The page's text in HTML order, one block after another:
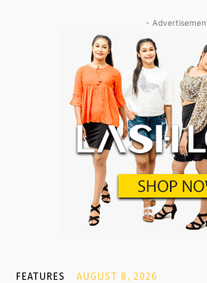
-
FEATURES AUGUST 8, 2026